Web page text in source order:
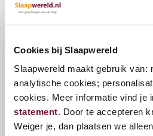
Cookies bij Slaapwereld
Slaapwereld maakt gebruik van:
analytische cookies;
cookies. Meer informatie vind je
statement. Door te accepteren
Weiger je, dan plaatsen we
Kern – Genest Advanced
elektrothermisch nageharde
Comfortlaag –
flexibele drukverdeler
Doorstikking – Zacht en
(m.u.v. Colour)